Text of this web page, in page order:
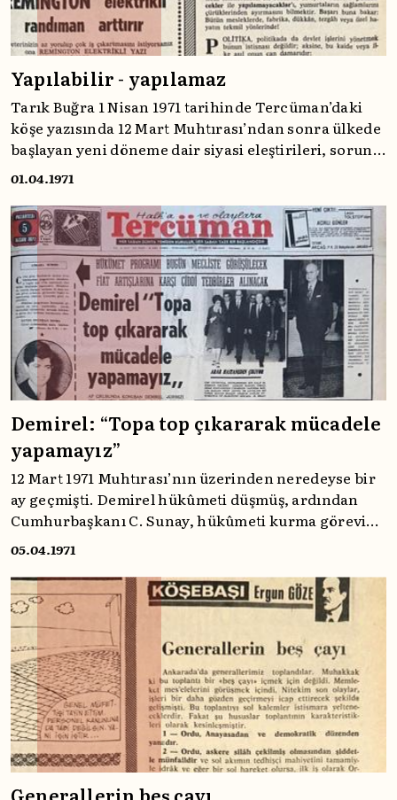
Yapılabilir - yapılamaz
Tarık Buğra 1 Nisan 1971 tarihinde Tercüman’daki
köşe yazısında 12 Mart Muhtırası’ndan sonra ülkede
başlayan yeni döneme dair siyasi eleştirileri, sorun
addeden hususları dile getirmiş; romantik
gerekliliğine vurgu yapmıştır.
01.04.1971
Demirel: “Topa top çıkararak mücadele
yapamayız”
12 Mart 1971 Muhtırası’nın üzerinden neredeyse bir
ay geçmişti. Demirel hükûmeti düşmüş, ardından
Cumhurbaşkanı C. Sunay, hükûmeti kurma görevini
Nihat Erim’e vermişti. Hükûmetin kurulmasından
Tercüman’ın 5 Nisan 1971 manşetleri eşliğiyle
inceliyoruz.
05.04.1971
Generallerin beş çayı